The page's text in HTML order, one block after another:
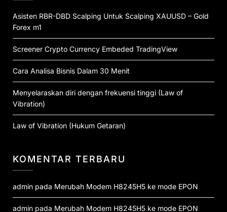
Asisten RBR-DBD Scalping Untuk Scalping XAUUSD – Gold
Forex m1
Screener Crypto Currency Embeded TradingView
Cara Analisa Bisnis Dalam 30 Menit
Menyelaraskan diri dengan frekuensi tinggi (Law of
Vibration)
Law of Vibration (Hukum Getaran)
KOMENTAR TERBARU
admin pada Merubah Modem H8245H5 ke mode EPON
admin pada Merubah Modem H8245H5 ke mode EPON